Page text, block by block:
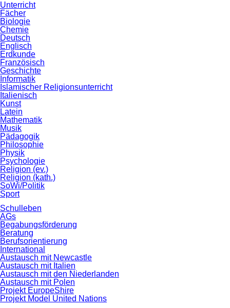
Unterricht
Fächer
Biologie
Chemie
Deutsch
Englisch
Erdkunde
Französisch
Geschichte
Informatik
Islamischer Religionsunterricht
Italienisch
Kunst
Latein
Mathematik
Musik
Pädagogik
Philosophie
Physik
Psychologie
Religion (ev.)
Religion (kath.)
SoWi/Politik
Sport
Schulleben
AGs
Begabungsförderung
Beratung
Berufsorientierung
International
Austausch mit Newcastle
Austausch mit Italien
Austausch mit den Niederlanden
Austausch mit Polen
Projekt EuropeShire
Projekt Model United Nations